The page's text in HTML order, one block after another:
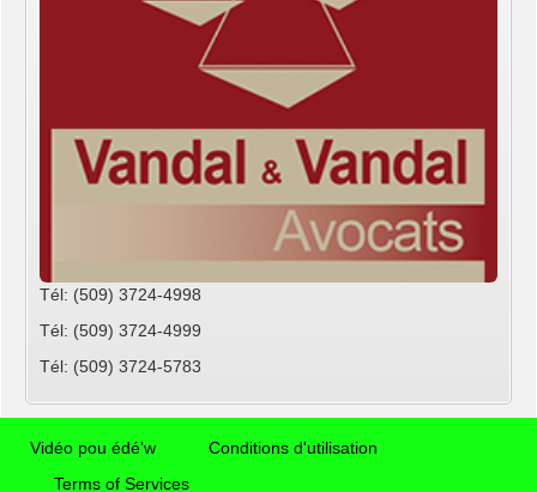
Tél: (509) 3724-4998
Tél: (509) 3724-4999
Tél: (509) 3724-5783
Vidéo pou édé'w
Conditions d'utilisation
Terms of Services